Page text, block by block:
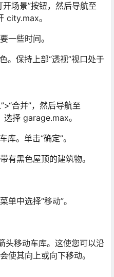
场景”按钮，然后导航至
city.max。
一些时间。
。保持上部“透视”视口处于
合并”，然后导航至
择 garage.max。
。单击“确定”。
有黑色屋顶的建筑物。
中选择“移动”。
头移动车库。这使您可以沿
使其向上或向下移动。